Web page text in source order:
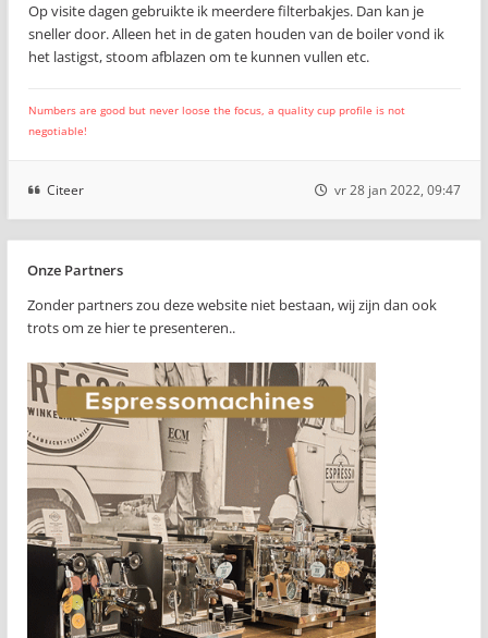
Op visite dagen gebruikte ik meerdere filterbakjes. Dan kan je
sneller door. Alleen het in de gaten houden van de boiler vond ik
het lastigst, stoom afblazen om te kunnen vullen etc.
Numbers are good but never loose the focus, a quality cup profile is not
negotiable!
Citeer vr 28 jan 2022, 09:47
Onze Partners
Zonder partners zou deze website niet bestaan, wij zijn dan ook
trots om ze hier te presenteren..